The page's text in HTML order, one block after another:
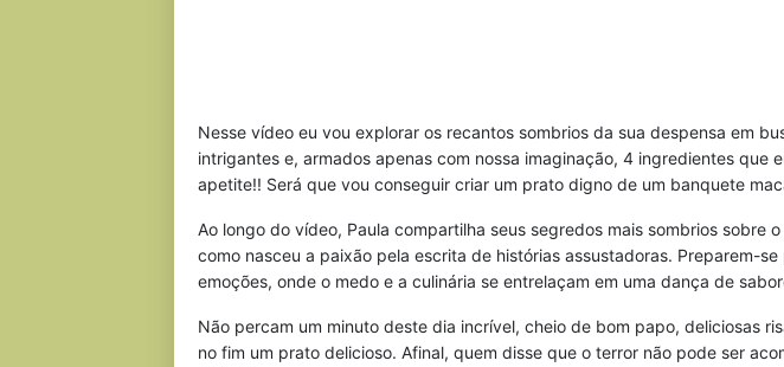
Nesse vídeo eu vou explorar os recantos sombrios da sua despensa em
intrigantes e, armados apenas com nossa imaginação, 4 ingredientes que
apetite!! Será que vou conseguir criar um prato digno de um banquete
Ao longo do vídeo, Paula compartilha seus segredos mais sombrios sobre
como nasceu a paixão pela escrita de histórias assustadoras. Preparem-
emoções, onde o medo e a culinária se entrelaçam em uma dança de
Não percam um minuto deste dia incrível, cheio de bom papo, deliciosas
no fim um prato delicioso. Afinal, quem disse que o terror não pode ser